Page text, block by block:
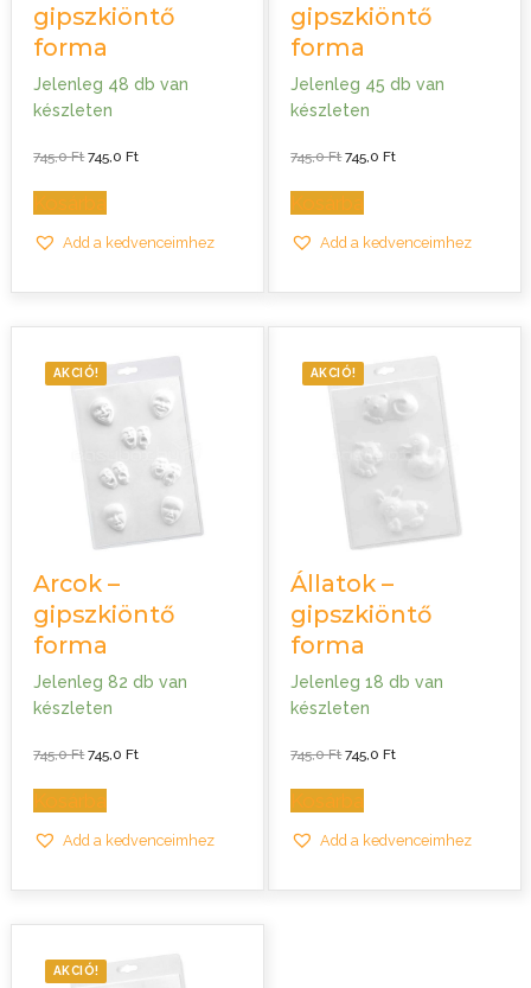
gipszkiöntő
forma
Jelenleg 48 db van
készleten
745,0FtOriginal
price
745,0 Ft.
745,0FtCurrent
Kosárba
Add a kedvenceimhez
gipszkiöntő
forma
Jelenleg 45 db van
készleten
745,0FtOriginal
price
745,0 Ft.
745,0FtCurrent
Kosárba
Add a kedvenceimhez
AKCIÓ!
Arcok –
gipszkiöntő
forma
Jelenleg 82 db van
készleten
745,0FtOriginal
price
745,0 Ft.
745,0FtCurrent
Kosárba
Add a kedvenceimhez
AKCIÓ!
Állatok –
gipszkiöntő
forma
Jelenleg 18 db van
készleten
745,0FtOriginal
price
745,0 Ft.
745,0FtCurrent
Kosárba
Add a kedvenceimhez
AKCIÓ!